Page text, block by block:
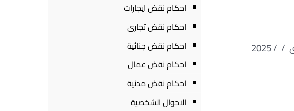
احكام نقض ايجارات
احكام نقض تجارى
احكام نقض جنائية
احكام نقض عمال
احكام نقض مدنية
الاحوال الشخصية